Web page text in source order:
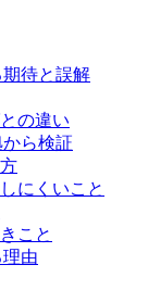
期待と誤解
の違い
ら検証
にくいこと
こと
由